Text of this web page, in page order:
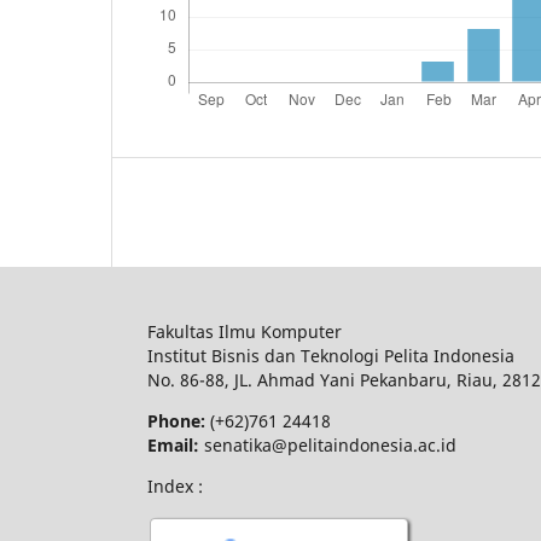
Fakultas Ilmu Komputer
Institut Bisnis dan Teknologi Pelita Indonesia
No. 86-88, JL. Ahmad Yani Pekanbaru, Riau,
Phone: (+62)761 24418
Email: senatika@pelitaindonesia.ac.id
Index :